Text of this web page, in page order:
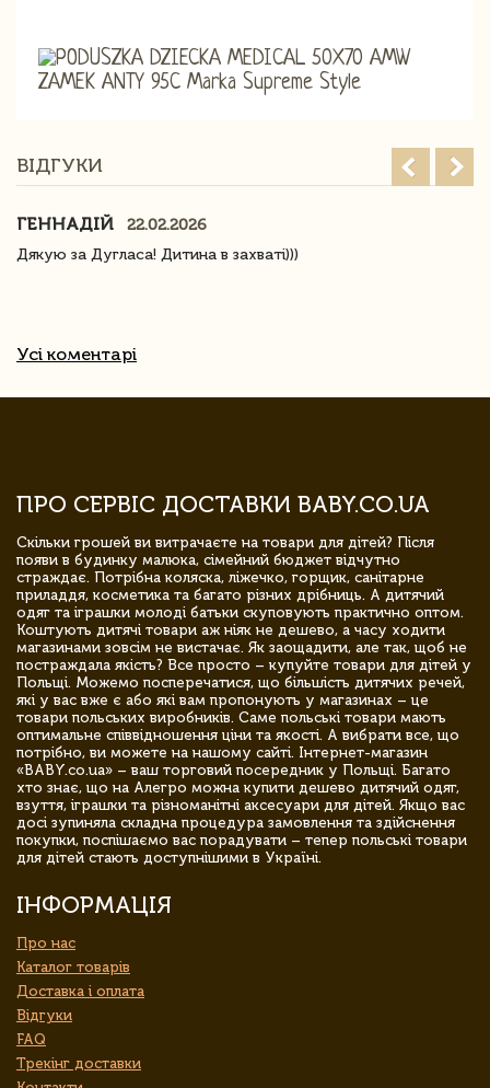
ВІДГУКИ
ГЕННАДІЙ
22.02.2026
Дякую за Дугласа! Дитина в захваті)))
Усі коментарі
ПРО СЕРВІС ДОСТАВКИ BABY.CO.UA
Скільки грошей ви витрачаєте на товари для дітей? Після
появи в будинку малюка, сімейний бюджет відчутно
страждає. Потрібна коляска, ліжечко, горщик, санітарне
приладдя, косметика та багато різних дрібниць. А дитячий
одяг та іграшки молоді батьки скуповують практично оптом.
Коштують дитячі товари аж ніяк не дешево, а часу ходити
магазинами зовсім не вистачає. Як заощадити, але так, щоб не
постраждала якість? Все просто – купуйте товари для дітей у
Польщі. Можемо посперечатися, що більшість дитячих речей,
які у вас вже є або які вам пропонують у магазинах – це
товари польських виробників. Саме польські товари мають
оптимальне співвідношення ціни та якості. А вибрати все, що
потрібно, ви можете на нашому сайті. Інтернет-магазин
«BABY.co.ua» – ваш торговий посередник у Польщі. Багато
хто знає, що на Алегро можна купити дешево дитячий одяг,
взуття, іграшки та різноманітні аксесуари для дітей. Якщо вас
досі зупиняла складна процедура замовлення та здійснення
покупки, поспішаємо вас порадувати – тепер польські товари
для дітей стають доступнішими в Україні.
ІНФОРМАЦІЯ
Про нас
Каталог товарів
Доставка і оплата
Відгуки
FAQ
Трекінг доставки